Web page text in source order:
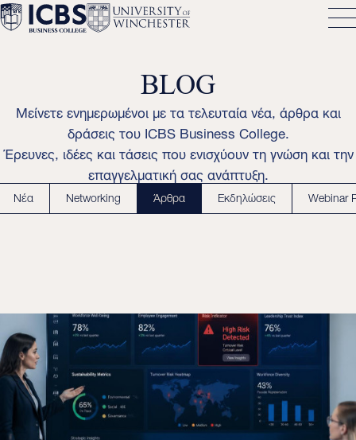
BLOG
Μείνετε ενημερωμένοι με τα τελευταία νέα, άρθρα και
δράσεις του ICBS Business College.
Έρευνες, ιδέες και τάσεις που ενισχύουν τη γνώση και την
επαγγελματική σας ανάπτυξη.
Νέα Networking Άρθρα Εκδηλώσεις Webinar